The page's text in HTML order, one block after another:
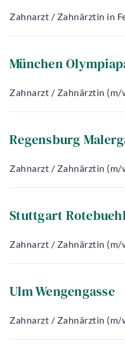
Zahnarzt / Zahnärztin in
München
Zahnarzt / Zahnärztin (m/
Regensburg
Zahnarzt / Zahnärztin (m/
Stuttgart
Zahnarzt / Zahnärztin (m/
Ulm Wengengasse
Zahnarzt / Zahnärztin (m/